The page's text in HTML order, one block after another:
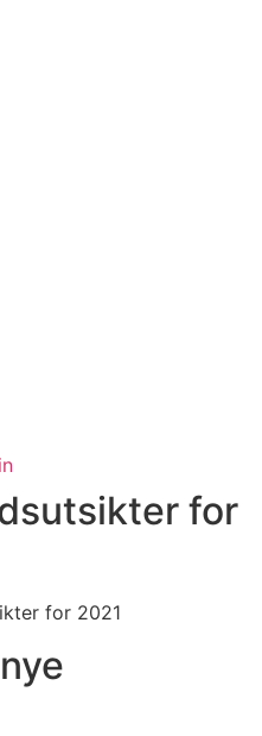
for
for 2021